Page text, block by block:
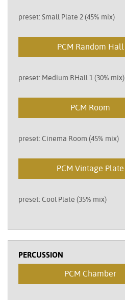
preset: Small Plate 2 (45% mix)
PCM Random Hall
preset: Medium RHall 1 (30% mix)
PCM Room
preset: Cinema Room (45% mix)
PCM Vintage Plate
preset: Cool Plate (35% mix)
PERCUSSION
PCM Chamber